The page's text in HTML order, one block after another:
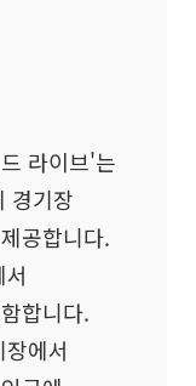
라이브'는
경기장
공합니다.
합니다.
에서